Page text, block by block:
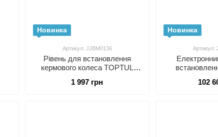
Новинка
Артикул: JJBM0136
Рівень для встановлення
кермового колеса TOPTUL
1 997 грн
Новинка
Артикул:
102